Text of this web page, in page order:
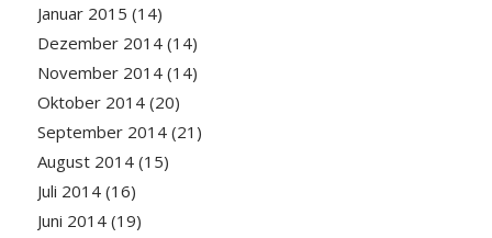
Januar 2015 (14)
Dezember 2014(14)
November 2014(14)
Oktober 2014(20)
September 2014(21)
August 2014(15)
Juli 2014(16)
Juni 2014(19)